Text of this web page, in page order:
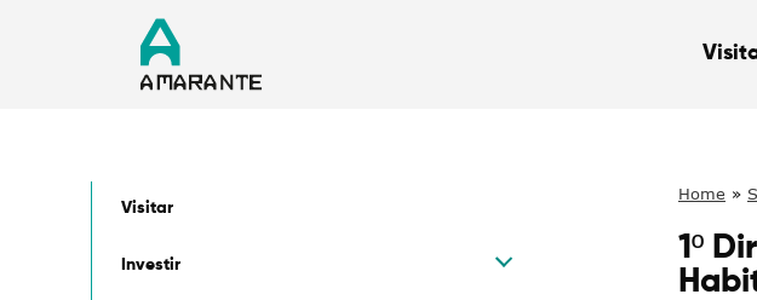
Visitar
Investir
Home »
1º